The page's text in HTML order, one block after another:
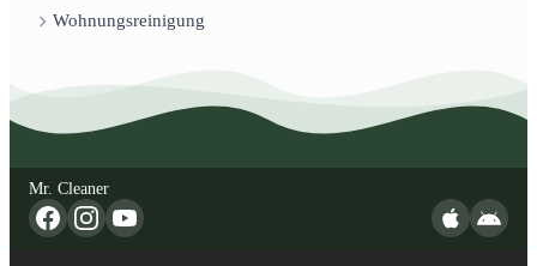
Wohnungsreinigung
Mr. Cleaner